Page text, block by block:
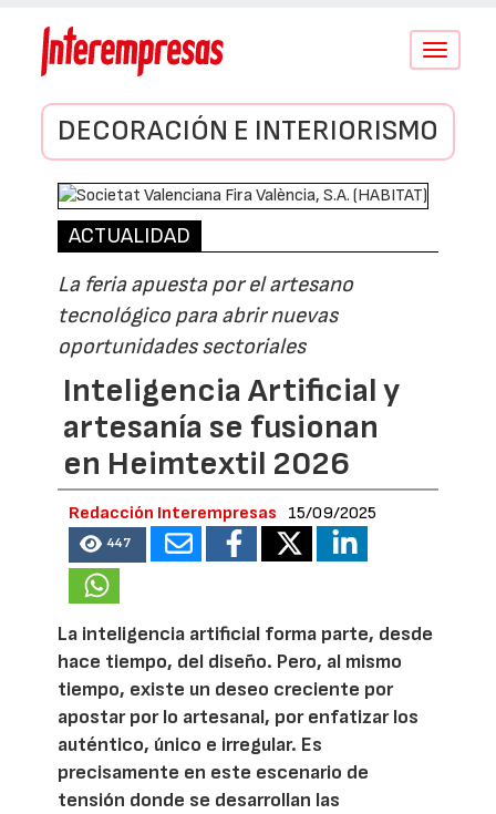
Conmutar
DECORACIÓN E INTERIORISMO
ACTUALIDAD
La feria apuesta por el artesano
tecnológico para abrir nuevas
oportunidades sectoriales
Inteligencia Artificial y
artesanía se fusionan
en Heimtextil 2026
Redacción Interempresas 15/09/2025
447
La inteligencia artificial forma parte, desde
hace tiempo, del diseño. Pero, al mismo
tiempo, existe un deseo creciente por
apostar por lo artesanal, por enfatizar los
auténtico, único e irregular. Es
precisamente en este escenario de
tensión donde se desarrollan las